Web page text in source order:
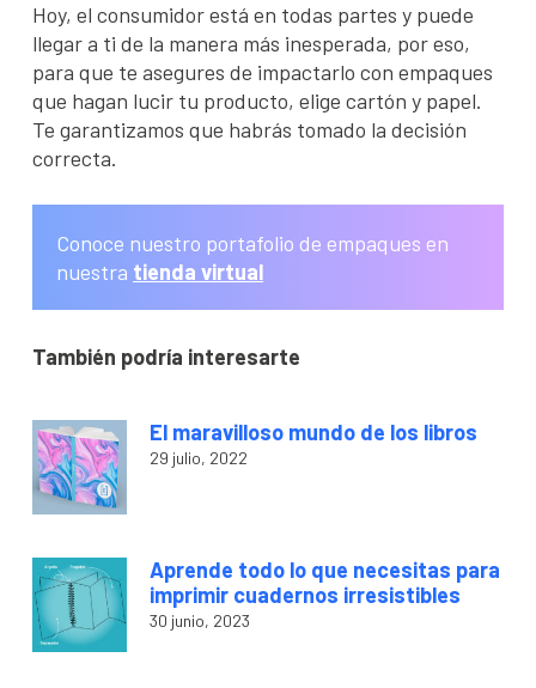
Hoy, el consumidor está en todas partes y puede
llegar a ti de la manera más inesperada, por eso,
para que te asegures de impactarlo con empaques
que hagan lucir tu producto, elige cartón y papel.
Te garantizamos que habrás tomado la decisión
correcta.
Conoce nuestro portafolio de empaques en
nuestra tienda virtual
También podría interesarte
El maravilloso mundo de los libros
29 julio, 2022
Aprende todo lo que necesitas para
imprimir cuadernos irresistibles
30 junio, 2023